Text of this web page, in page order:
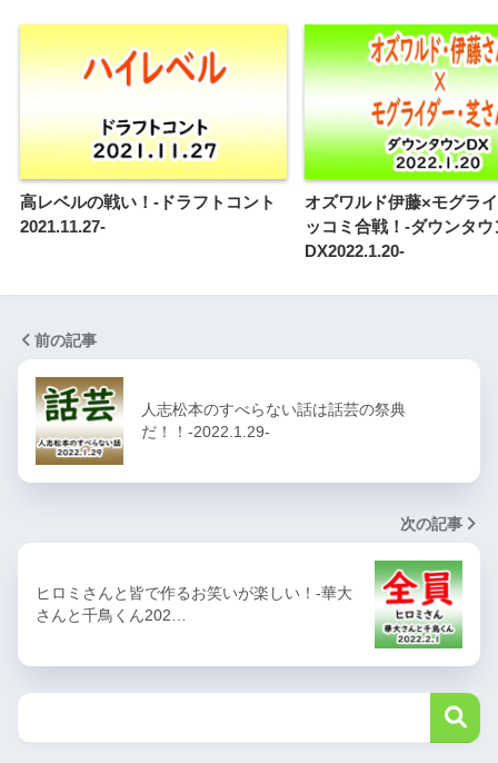
高レベルの戦い！-ドラフトコント
2021.11.27-
オズワルド伊藤×モグラ
ッコミ合戦！-ダウンタウ
DX2022.1.20-
前の記事
人志松本のすべらない話は話芸の祭典
だ！！-2022.1.29-
次の記事
ヒロミさんと皆で作るお笑いが楽しい！-華大
さんと千鳥くん202…